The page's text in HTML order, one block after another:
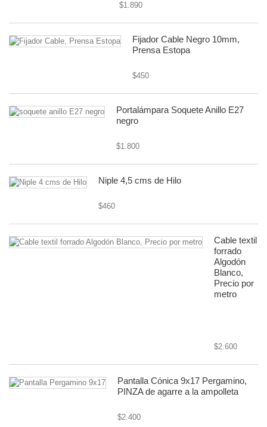
$1.890
Fijador Cable Negro 10mm,
Prensa Estopa
$450
Portalámpara Soquete Anillo E27
negro
$1.800
Niple 4,5 cms de Hilo
$460
Cable textil
forrado
Algodón
Blanco,
Precio por
metro
$2.600
Pantalla Cónica 9x17 Pergamino,
PINZA de agarre a la ampolleta
$2.400